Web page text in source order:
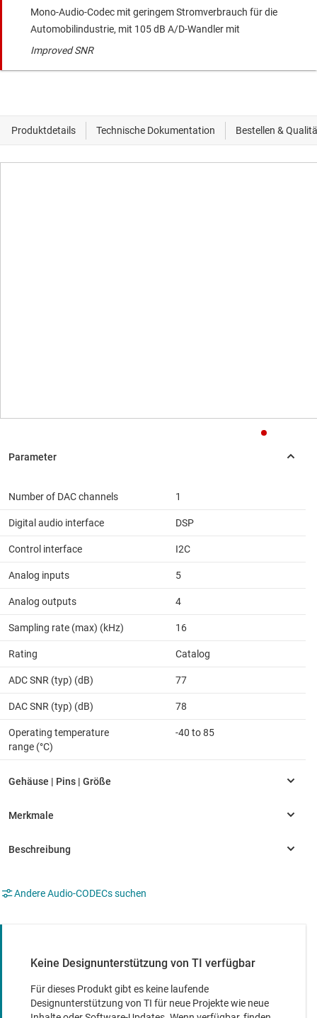
Mono-Audio-Codec mit geringem Stromverbrauch für die
Automobilindustrie, mit 105 dB A/D-Wandler mit
Improved SNR
Number of DAC channels 1
Digital audio interface DSP
Control interface I2C
Analog inputs 5
Analog outputs 4
Sampling rate (max) (kHz) 16
Rating Catalog
ADC SNR (typ) (dB) 77
DAC SNR (typ) (dB) 78
Operating temperature
range (°C)
-40 to 85
Andere Audio-CODECs suchen
Keine Designunterstützung von TI verfügbar
Für dieses Produkt gibt es keine laufende
Designunterstützung von TI für neue Projekte wie neue